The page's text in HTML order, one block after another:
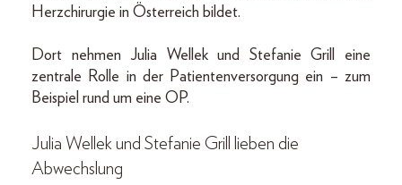
Herzchirurgie in Österreich bildet.
Dort nehmen Julia Wellek und Stefanie Grill eine
zentrale Rolle in der Patientenversorgung ein – zum
Beispiel rund um eine OP.
Julia Wellek und Stefanie Grill lieben die
Abwechslung